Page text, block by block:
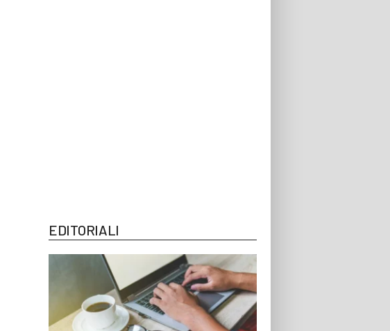
EDITORIALI